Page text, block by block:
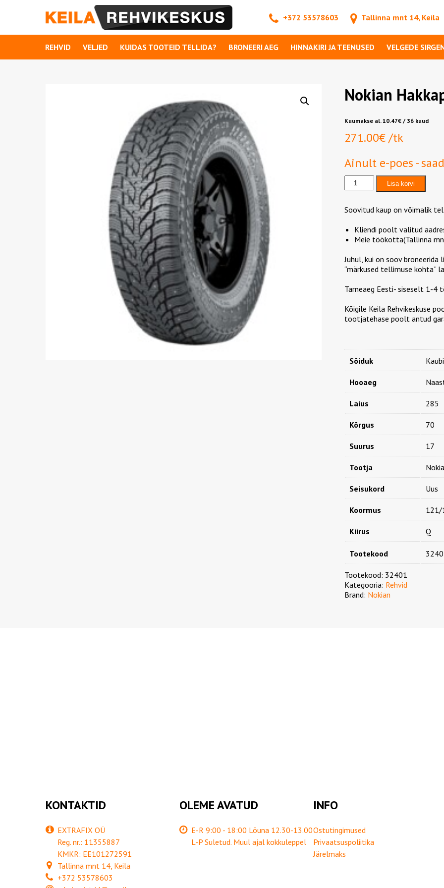
+372 53578603 Tallinna mnt 14, Keila
REHVID VELJED KUIDAS TOOTEID TELLIDA? BRONEERI AEG HINNAKIRI JA TEENUSED VELGEDE
Nokian
Kuumakse al.10.47€ / 36 kuud
271.00€/tk
Ainult e-poes -
Nokian
Hakkapeliitta
kogus
Lisa korvi
Soovitud kaup on võimalik
Kliendi poolt valitud
Meie töökotta(Tallinna
Juhul, kui on soov
“märkused tellimuse kohta”
Tarneaeg Eesti- siseselt 1-4
Kõigile Keila Rehvikeskuse
tootjatehase poolt antud
Sõiduk
Hooaeg
Laius 285
Kõrgus 70
Suurus 17
Tootja
Seisukord Uus
Koormus 121/
Kiirus Q
Tootekood
Tootekood: 32401
Kategooria: Rehvid
Brand: Nokian
KONTAKTID
EXTRAFIX OÜ
Reg. nr.: 11355887
KMKR: EE101272591
Tallinna mnt 14, Keila
+372 53578603
OLEME AVATUD
E-R 9:00 - 18:00 Lõuna 12.30-13.00
L-P Suletud. Muul ajal kokkuleppel
INFO
Ostutingimused
Privaatsuspoliitika
Järelmaks